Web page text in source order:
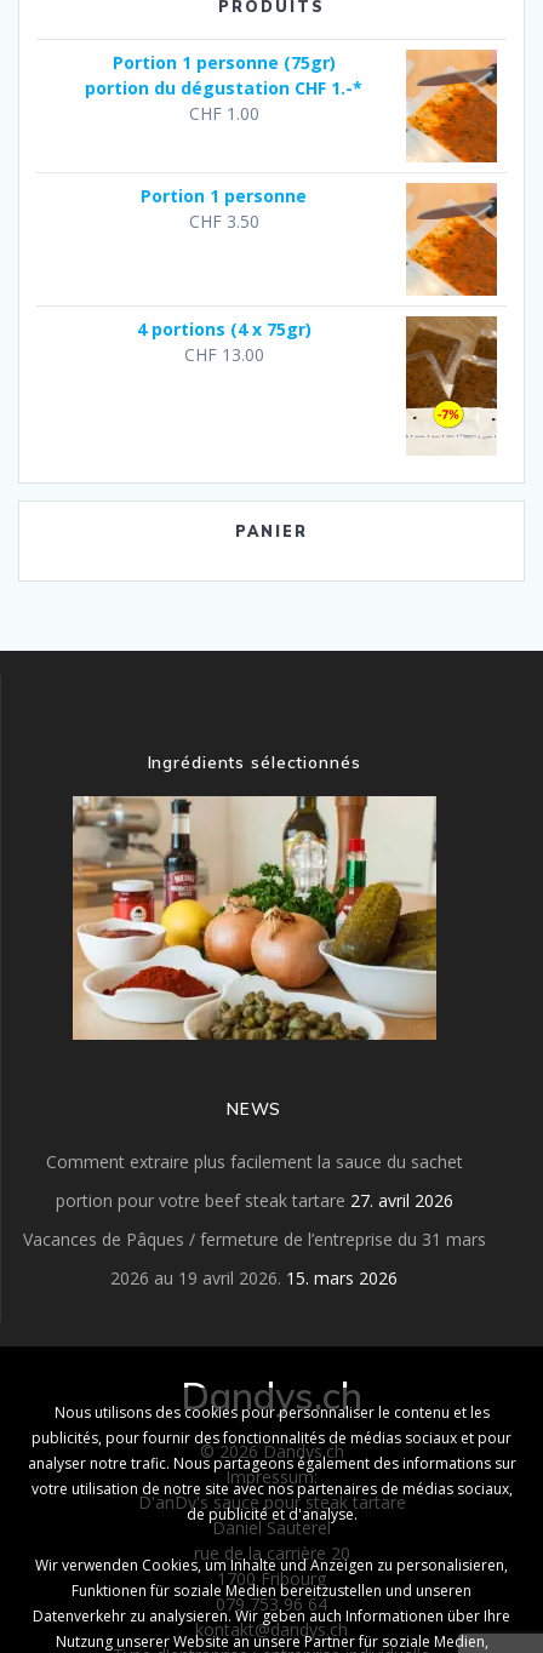
PRODUITS
Portion 1 personne (75gr)
portion du dégustation CHF 1.-*
CHF1.00
Portion 1 personne
CHF3.50
4 portions (4 x 75gr)
CHF13.00
PANIER
Ingrédients sélectionnés
NEWS
Comment extraire plus facilement la sauce du sachet
portion pour votre beef steak tartare 27. avril 2026
Vacances de Pâques / fermeture de l’entreprise du 31 mars
2026 au 19 avril 2026. 15. mars 2026
Dandys.ch
© 2026 Dandys.ch
Impressum:
D'anDy's sauce pour steak tartare
Daniel Sauterel
rue de la carrière 20
1700 Fribourg
079 753 96 64
kontakt@dandys.ch
Nous utilisons des cookies pour personnaliser le contenu et les
publicités, pour fournir des fonctionnalités de médias sociaux et pour
analyser notre trafic. Nous partageons également des informations sur
votre utilisation de notre site avec nos partenaires de médias sociaux,
de publicité et d'analyse.
Wir verwenden Cookies, um Inhalte und Anzeigen zu personalisieren,
Funktionen für soziale Medien bereitzustellen und unseren
Datenverkehr zu analysieren. Wir geben auch Informationen über Ihre
Nutzung unserer Website an unsere Partner für soziale Medien,